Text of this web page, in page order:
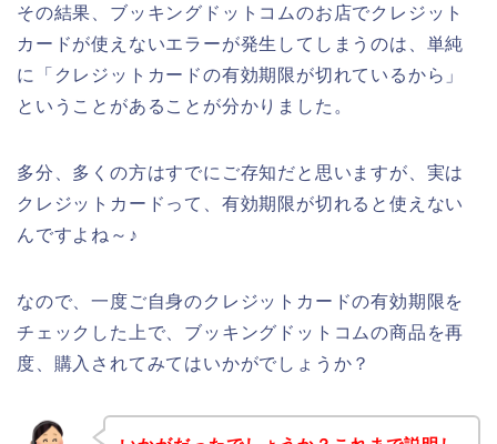
その結果、ブッキングドットコムのお店でクレジット
カードが使えないエラーが発生してしまうのは、単純
に「クレジットカードの有効期限が切れているから」
ということがあることが分かりました。
多分、多くの方はすでにご存知だと思いますが、実は
クレジットカードって、有効期限が切れると使えない
んですよね～♪
なので、一度ご自身のクレジットカードの有効期限を
チェックした上で、ブッキングドットコムの商品を再
度、購入されてみてはいかがでしょうか？